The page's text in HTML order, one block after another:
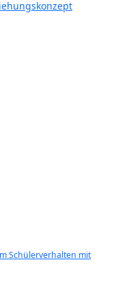
Schülerverhalten mit